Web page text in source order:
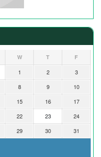
W T F
1 2
3
8 9
10
15 16
17
22 23
24
29 30 31